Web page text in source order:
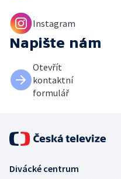
Instagram
Napište nám
Otevřít
kontaktní
formulář
Divácké centrum